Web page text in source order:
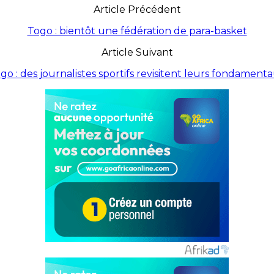
Article Précédent
Togo : bientôt une fédération de para-basket
Article Suivant
: des journalistes sportifs revisitent leurs